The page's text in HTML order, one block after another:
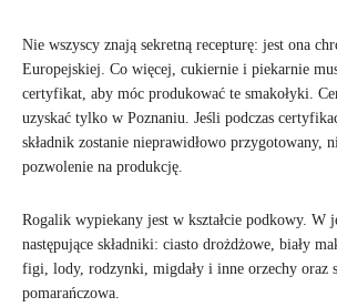
Nie wszyscy znają sekretną recepturę: jest ona
Europejskiej. Co więcej, cukiernie i piekarnie
certyfikat, aby móc produkować te smakołyki.
uzyskać tylko w Poznaniu. Jeśli podczas
składnik zostanie nieprawidłowo przygotowany,
pozwolenie na produkcję.
Rogalik wypiekany jest w kształcie podkowy. W
następujące składniki: ciasto drożdżowe, biały
figi, lody, rodzynki, migdały i inne orzechy oraz
pomarańczowa.